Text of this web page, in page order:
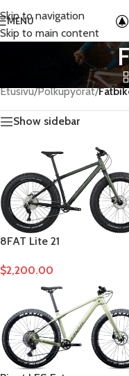
Skip to navigation
Skip to main content
MENU
Etusivu/Polkupyörät/
Show sidebar
8FAT Lite 21
$2,200.00